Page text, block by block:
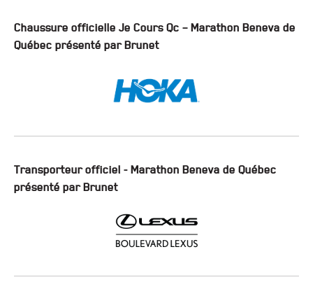
Chaussure officielle Je Cours Qc – Marathon Beneva de
Québec présenté par Brunet
Transporteur officiel - Marathon Beneva de Québec
présenté par Brunet